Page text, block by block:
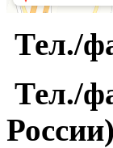
Тел./
Тел./
России)